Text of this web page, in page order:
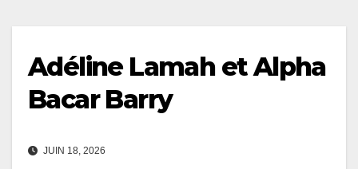
Adéline Lamah et Alpha
Bacar Barry
JUIN 18, 2026